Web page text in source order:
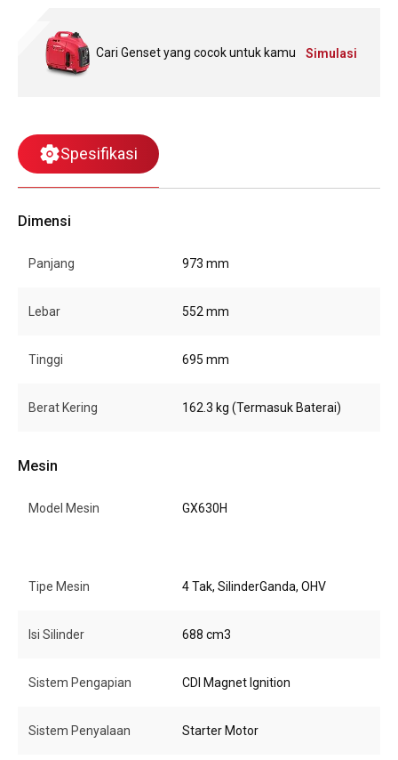
Cari Genset yang cocok untuk kamu Simulasi
Spesifikasi
Dimensi
Panjang 973 mm
Lebar 552 mm
Tinggi 695 mm
Berat Kering 162.3 kg (Termasuk Baterai)
Mesin
Model Mesin GX630H
Tipe Mesin 4 Tak, SilinderGanda, OHV
Isi Silinder 688 cm3
Sistem Pengapian CDI Magnet Ignition
Sistem Penyalaan Starter Motor